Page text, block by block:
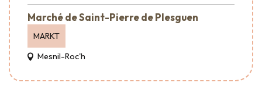
Marché de Saint-Pierre de Plesguen
MARKT
Mesnil-Roc'h